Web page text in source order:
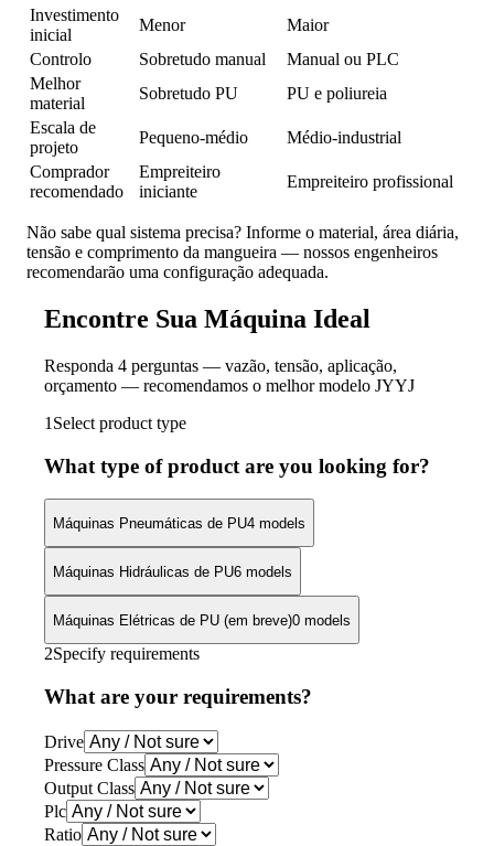
Investimento
inicial
Menor
Maior
Controlo
Sobretudo manual
Manual ou PLC
Melhor
material
Sobretudo PU
PU e poliureia
Escala de
projeto
Pequeno-médio
Médio-industrial
Comprador
recomendado
Empreiteiro
iniciante
Empreiteiro profissional
Não sabe qual sistema precisa? Informe o material, área diária,
tensão e comprimento da mangueira — nossos engenheiros
recomendarão uma configuração adequada.
Encontre Sua Máquina Ideal
Responda 4 perguntas — vazão, tensão, aplicação,
orçamento — recomendamos o melhor modelo JYYJ
1 Select product type
What type of product are you looking for?
Máquinas Pneumáticas de PU4 models
Máquinas Hidráulicas de PU6 models
Máquinas Elétricas de PU (em breve)0 models
2Specify requirements
What are your requirements?
Drive
Pressure Class
Output Class
Plc
Ratio